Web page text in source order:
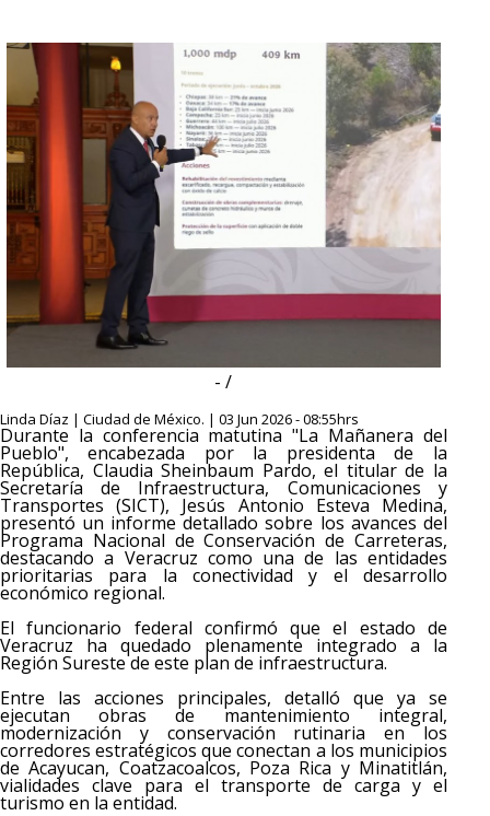
- /
Linda Díaz | Ciudad de México. | 03 Jun 2026 - 08:55hrs
Durante la conferencia matutina "La Mañanera del
Pueblo", encabezada por la presidenta de la
República, Claudia Sheinbaum Pardo, el titular de la
Secretaría de Infraestructura, Comunicaciones y
Transportes (SICT), Jesús Antonio Esteva Medina,
presentó un informe detallado sobre los avances del
Programa Nacional de Conservación de Carreteras,
destacando a Veracruz como una de las entidades
prioritarias para la conectividad y el desarrollo
económico regional.
El funcionario federal confirmó que el estado de
Veracruz ha quedado plenamente integrado a la
Región Sureste de este plan de infraestructura.
Entre las acciones principales, detalló que ya se
ejecutan obras de mantenimiento integral,
modernización y conservación rutinaria en los
corredores estratégicos que conectan a los municipios
de Acayucan, Coatzacoalcos, Poza Rica y Minatitlán,
vialidades clave para el transporte de carga y el
turismo en la entidad.